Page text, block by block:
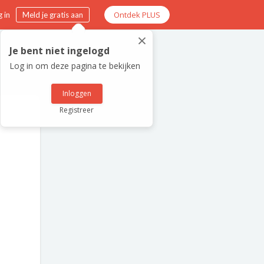
in Meld je gratis aan Ontdek PLUS
×
Je bent niet ingelogd
Log in om deze pagina te bekijken
Inloggen
Registreer